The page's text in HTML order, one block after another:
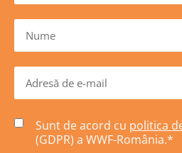
Sunt de acord cu politica
(GDPR) a WWF-România.*